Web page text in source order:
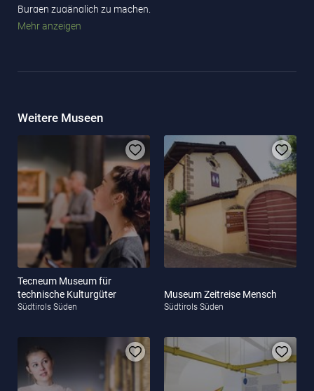
Burgen zugänglich zu machen.
Trostburg
bekanntesten war.
Eine Besonderheit ist die Ausstellung von etwa80 einmaligen
Modellen Südtiroler Burgen, die im Burgenmuseum besichtigt
werden kann.
Mehr anzeigen
Weitere Museen
Tecneum Museum für
technische Kulturgüter
Südtirols Süden
Museum Zeitreise Mensch
Südtirols Süden